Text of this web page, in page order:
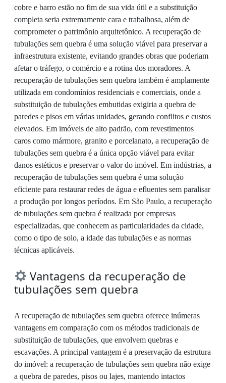
cobre e barro estão no fim de sua vida útil e a substituição
completa seria extremamente cara e trabalhosa, além de
comprometer o patrimônio arquitetônico. A recuperação de
tubulações sem quebra é uma solução viável para preservar a
infraestrutura existente, evitando grandes obras que poderiam
afetar o tráfego, o comércio e a rotina dos moradores. A
recuperação de tubulações sem quebra também é amplamente
utilizada em condomínios residenciais e comerciais, onde a
substituição de tubulações embutidas exigiria a quebra de
paredes e pisos em várias unidades, gerando conflitos e custos
elevados. Em imóveis de alto padrão, com revestimentos
caros como mármore, granito e porcelanato, a recuperação de
tubulações sem quebra é a única opção viável para evitar
danos estéticos e preservar o valor do imóvel. Em indústrias, a
recuperação de tubulações sem quebra é uma solução
eficiente para restaurar redes de água e efluentes sem paralisar
a produção por longos períodos. Em São Paulo, a recuperação
de tubulações sem quebra é realizada por empresas
especializadas, que conhecem as particularidades da cidade,
como o tipo de solo, a idade das tubulações e as normas
técnicas aplicáveis.
Vantagens da recuperação de
tubulações sem quebra
A recuperação de tubulações sem quebra oferece inúmeras
vantagens em comparação com os métodos tradicionais de
substituição de tubulações, que envolvem quebras e
escavações. A principal vantagem é a preservação da estrutura
do imóvel: a recuperação de tubulações sem quebra não exige
a quebra de paredes, pisos ou lajes, mantendo intactos